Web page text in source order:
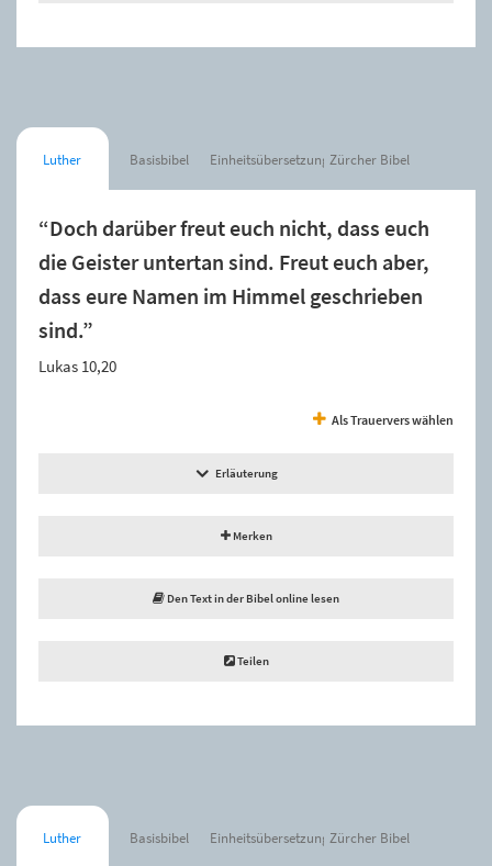
Luther Basisbibel Einheitsübersetzung Zürcher Bibel
“Doch darüber freut euch nicht, dass euch
die Geister untertan sind. Freut euch aber,
dass eure Namen im Himmel geschrieben
sind.”
Lukas 10,20
Als Trauervers wählen
Erläuterung
Merken
Den Text in der Bibel online lesen
Teilen
Luther Basisbibel Einheitsübersetzung Zürcher Bibel